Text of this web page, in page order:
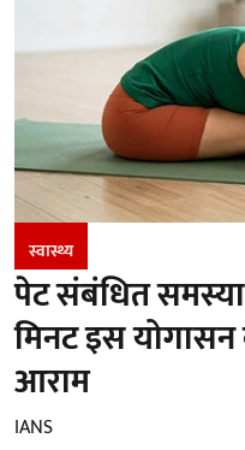
स्वास्थ्य
पेट संबंधित
मिनट इस
आराम
IANS